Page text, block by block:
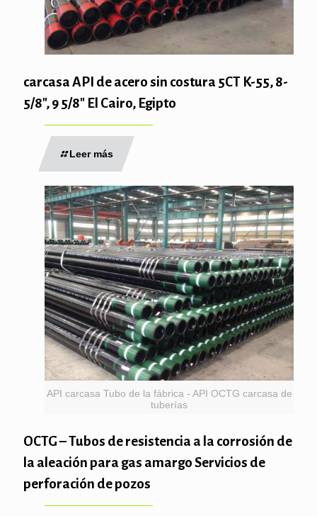
carcasa API de acero sin costura 5CT K-55, 8-
5/8″, 9 5/8″ El Cairo, Egipto
Leer más
API carcasa Tubo de la fábrica - API OCTG carcasa de
tuberías
OCTG – Tubos de resistencia a la corrosión de
la aleación para gas amargo Servicios de
perforación de pozos